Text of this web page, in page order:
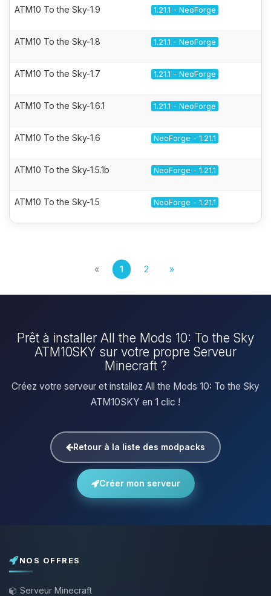
ATM10 To the Sky-1.9 1.21.1 - NeoForge
ATM10 To the Sky-1.8 1.21.1 - NeoForge
ATM10 To the Sky-1.7 1.21.1 - NeoForge
ATM10 To the Sky-1.6.1 1.21.1 - NeoForge
ATM10 To the Sky-1.6 NeoForge - 1.21.1
ATM10 To the Sky-1.5.1b NeoForge - 1.21.1
ATM10 To the Sky-1.5 NeoForge - 1.21.1
« 1 2 »
Prêt à installer All the Mods 10: To the Sky
ATM10SKY sur votre propre Serveur
Minecraft ?
Créez votre serveur et installez All the Mods 10: To the Sky
ATM10SKY en 1 clic !
Retour à la liste des modpacks
Créer mon serveur
NOS OFFRES
Serveur Minecraft